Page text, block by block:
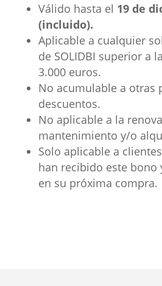
Válido hasta el 19 de
(incluido).
Aplicable a cualquier
de SOLIDBI superior a
3.000 euros.
No acumulable a otras
descuentos.
No aplicable a la
mantenimiento y/o
Solo aplicable a
han recibido este bono
en su próxima compra.